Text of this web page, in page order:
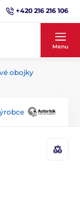
+420 216 216 106
Menu
obojky